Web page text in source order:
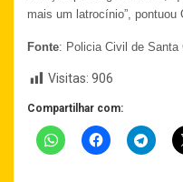
mais um latrocínio”, pontuou
Fonte: Policia Civil de Santa
Visitas: 906
Compartilhar com: